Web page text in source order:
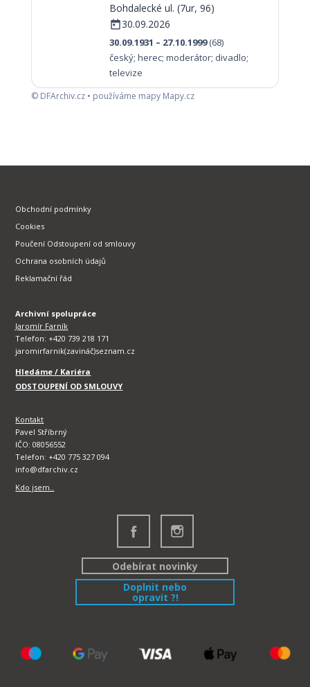
Bohdalecké ul. (7ur, 96)
30.09.2026
30.09.1931 – 27.10.1999(68)
český; herec; moderátor; divadlo;
televize
© DFArchiv.cz • používáme mapy Mapy.cz
Obchodní podmínky
Cookies
Poučení Odstoupení od smlouvy
Ochrana osobních údajů
Reklamační řád
Archivní spolupráce
Jaromír Farník
Telefon: +420 739 218 171
jaromirfarnik(zavináč)seznam.cz
Hledáme / Kariéra
ODSTOUPENÍ OD SMLOUVY
Kontakt
Pavel Stříbrný
IČO: 08056552
Telefon: +420 775 327 094
info@dfarchiv.cz
Kdo jsem..
Odebírat novinky
Doplnit nebo
opravit ?!